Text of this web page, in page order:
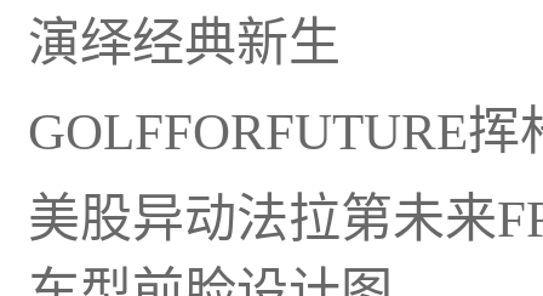
演绎经典新生
GOLFFORFUTURE
美股异动法拉第未来